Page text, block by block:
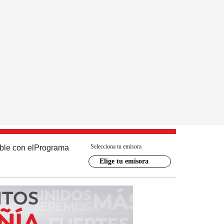
con el Programa Selecciona tu emisora
Elige tu emisora